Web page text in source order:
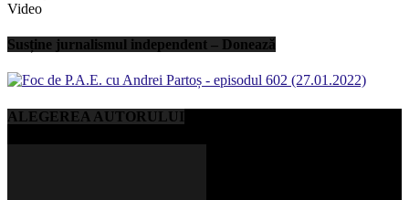
Video
Susține jurnalismul independent – Donează
ALEGEREA AUTORULUI